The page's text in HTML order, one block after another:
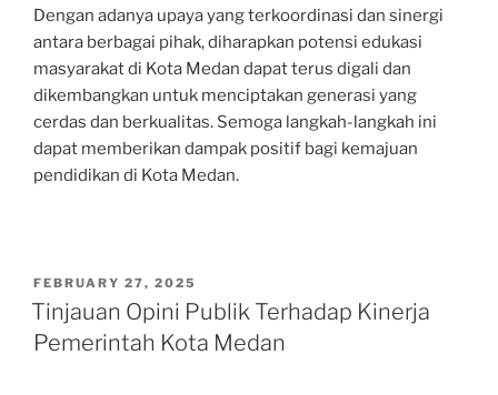
Dengan adanya upaya yang terkoordinasi dan sinergi
antara berbagai pihak, diharapkan potensi edukasi
masyarakat di Kota Medan dapat terus digali dan
dikembangkan untuk menciptakan generasi yang
cerdas dan berkualitas. Semoga langkah-langkah ini
dapat memberikan dampak positif bagi kemajuan
pendidikan di Kota Medan.
POSTED
ON
FEBRUARY 27, 2025
Tinjauan Opini Publik Terhadap Kinerja
Pemerintah Kota Medan